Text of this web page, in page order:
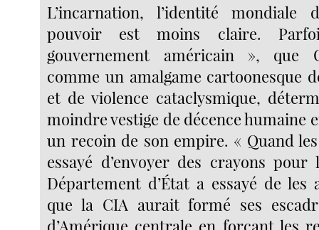
L’incarnation, l’identité
pouvoir est moins claire.
gouvernement américain », que
comme un amalgame cartoonesque
et de violence cataclysmique,
moindre vestige de décence humaine
un recoin de son empire. « Quand
essayé d’envoyer des crayons pour
Département d’État a essayé de
que la CIA aurait formé ses
d’Amérique centrale en forçant les